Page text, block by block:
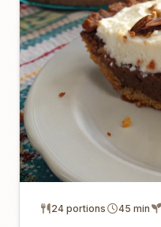
24 portions 45 min